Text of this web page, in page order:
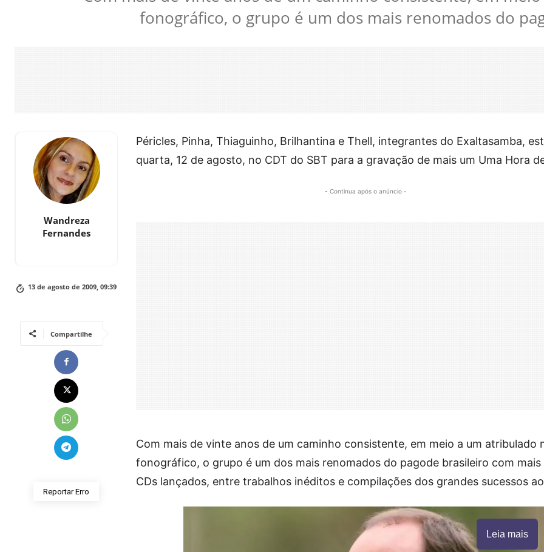
fonográfico, o grupo é um dos mais renomados do
Wandreza
Fernandes
13 de agosto de 2009, 09:39
Compartilhe
Reportar Erro
Péricles, Pinha, Thiaguinho, Brilhantina e Thell, integrantes do Exaltasamba,
quarta, 12 de agosto, no CDT do SBT para a gravação de mais um Uma Hora
- Continua após o anúncio -
Com mais de vinte anos de um caminho consistente, em meio a um atribulado
fonográfico, o grupo é um dos mais renomados do pagode brasileiro com mais
CDs lançados, entre trabalhos inéditos e compilações dos grandes sucessos
Leia mais